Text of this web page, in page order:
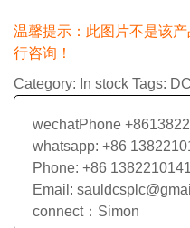
温馨提示：此图片不是该
行咨询！
Category: In stock Tags:
wechatPhone
whatsapp: +86
Phone: +86
Email:
connect：Simon